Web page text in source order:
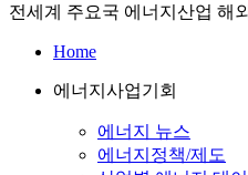
전세계 주요국 에너지산업 해
Home
에너지사업기회
에너지 뉴스
에너지정책/제도